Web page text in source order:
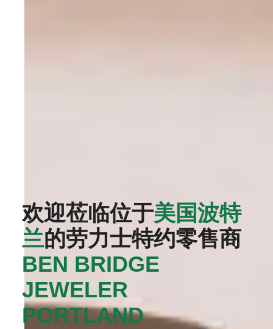
欢迎莅临位于美国波特
兰的劳力士特约零售商‭
BEN BRIDGE
JEWELER
PORTLAND‬